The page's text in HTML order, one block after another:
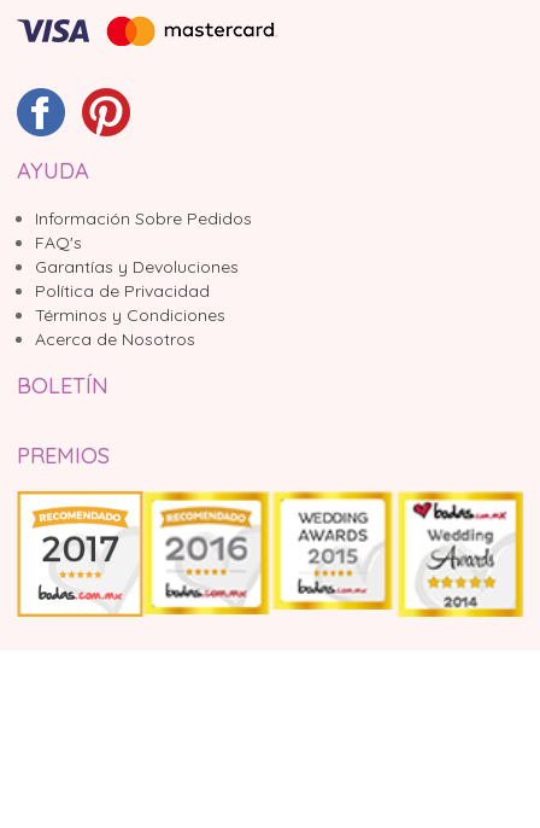
AYUDA
Información Sobre Pedidos
FAQ's
Garantías y Devoluciones
Política de Privacidad
Términos y Condiciones
Acerca de Nosotros
BOLETÍN
PREMIOS